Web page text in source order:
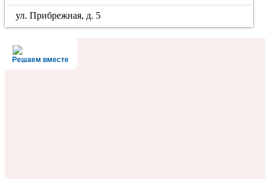
ул. Прибрежная, д. 5
Решаем вместе